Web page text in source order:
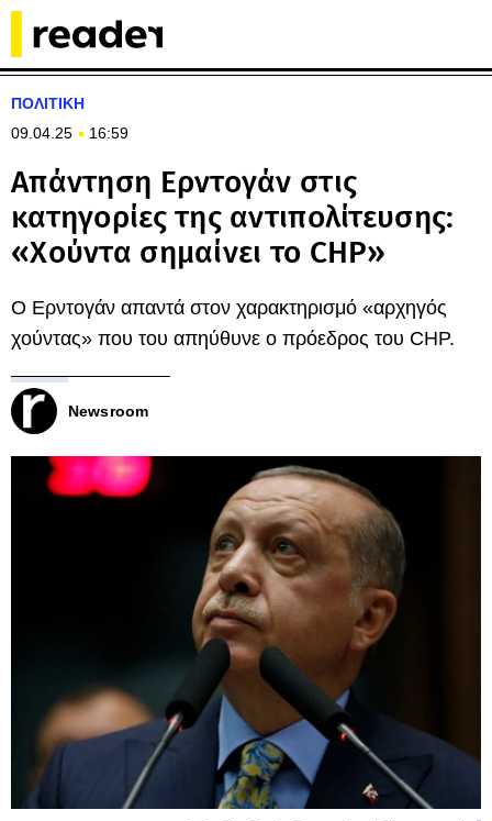
ΠΟΛΙΤΙΚΗ
09.04.25
16:59
Απάντηση Ερντογάν στις
κατηγορίες της αντιπολίτευσης:
«Χούντα σημαίνει το CHP»
Ο Ερντογάν απαντά στον χαρακτηρισμό «αρχηγός
χούντας» που του απηύθυνε ο πρόεδρος του CHP.
Newsroom